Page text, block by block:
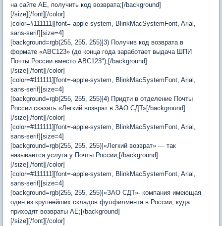
на сайте AE, получить код возврата;[/background]
[/size][/font][/color]
[color=#111111][font=-apple-system, BlinkMacSystemFont, Arial,
sans-serif][size=4]
[background=rgb(255, 255, 255)]3) Получив код возврата в
формате «ABC123» (до конца года заработает выдача ШПИ
Почты России вместо ABC123");[/background]
[/size][/font][/color]
[color=#111111][font=-apple-system, BlinkMacSystemFont, Arial,
sans-serif][size=4]
[background=rgb(255, 255, 255)]4) Придти в отделение Почты
России сказать «Легкий возврат в ЗАО СДТ»[/background]
[/size][/font][/color]
[color=#111111][font=-apple-system, BlinkMacSystemFont, Arial,
sans-serif][size=4]
[background=rgb(255, 255, 255)]«Легкий возврат» — так
называется услуга у Почты России;[/background]
[/size][/font][/color]
[color=#111111][font=-apple-system, BlinkMacSystemFont, Arial,
sans-serif][size=4]
[background=rgb(255, 255, 255)]«ЗАО СДТ»- компания имеющая
один из крупнейших складов фулфилмента в России, куда
приходят возвраты AE;[/background]
[/size][/font][/color]